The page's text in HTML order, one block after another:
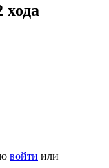
хода
войти или